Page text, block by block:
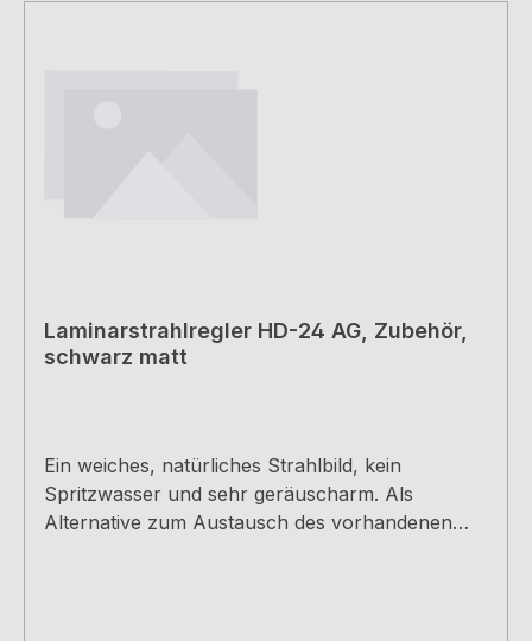
Laminarstrahlregler HD-24 AG, Zubehör,
schwarz matt
Ein weiches, natürliches Strahlbild, kein
Spritzwasser und sehr geräuscharm. Als
Alternative zum Austausch des vorhandenen